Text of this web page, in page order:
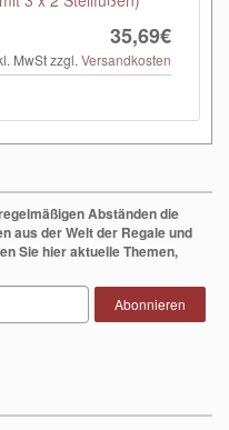
35,69€
MwSt zzgl.Versandkosten
Abständen die
aus der Welt der Regale und
Sie hier aktuelle Themen,
Abonnieren